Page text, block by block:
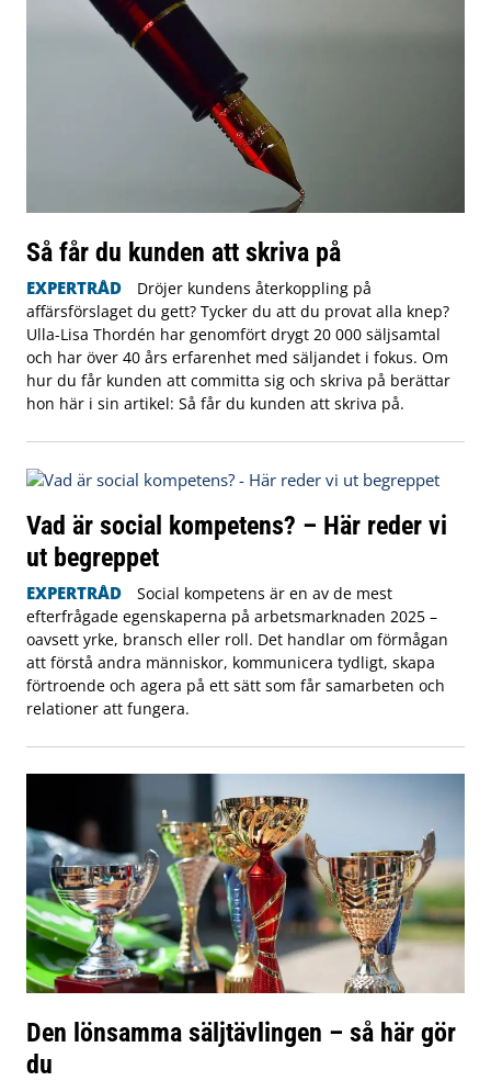
Så får du kunden att skriva på
EXPERTRÅD
Dröjer kundens återkoppling på
affärsförslaget du gett? Tycker du att du provat alla knep?
Ulla-Lisa Thordén har genomfört drygt 20 000 säljsamtal
och har över 40 års erfarenhet med säljandet i fokus. Om
hur du får kunden att committa sig och skriva på berättar
hon här i sin artikel: Så får du kunden att skriva på.
Vad är social kompetens? – Här reder vi
ut begreppet
EXPERTRÅD
Social kompetens är en av de mest
efterfrågade egenskaperna på arbetsmarknaden 2025 –
oavsett yrke, bransch eller roll. Det handlar om förmågan
att förstå andra människor, kommunicera tydligt, skapa
förtroende och agera på ett sätt som får samarbeten och
relationer att fungera.
Den lönsamma säljtävlingen – så här gör
du